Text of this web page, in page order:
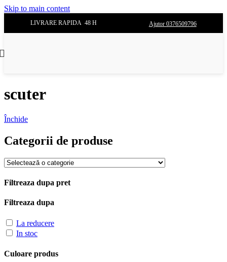
Skip to main content
LIVRARE RAPIDA 48 H Ajutor 0376509796
scuter
Închide
Categorii de produse
Filtreaza dupa pret
Filtreaza dupa
La reducere
In stoc
Culoare produs